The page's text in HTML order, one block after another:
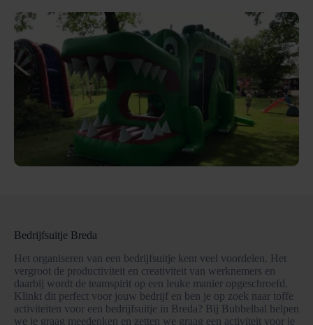
Bedrijfsuitje Breda
Het organiseren van een bedrijfsuitje kent veel voordelen. Het
vergroot de productiviteit en creativiteit van werknemers en
daarbij wordt de teamspirit op een leuke manier opgeschroefd.
Klinkt dit perfect voor jouw bedrijf en ben je op zoek naar toffe
activiteiten voor een bedrijfsuitje in Breda? Bij Bubbelbal helpen
we je graag meedenken en zetten we graag een activiteit voor je